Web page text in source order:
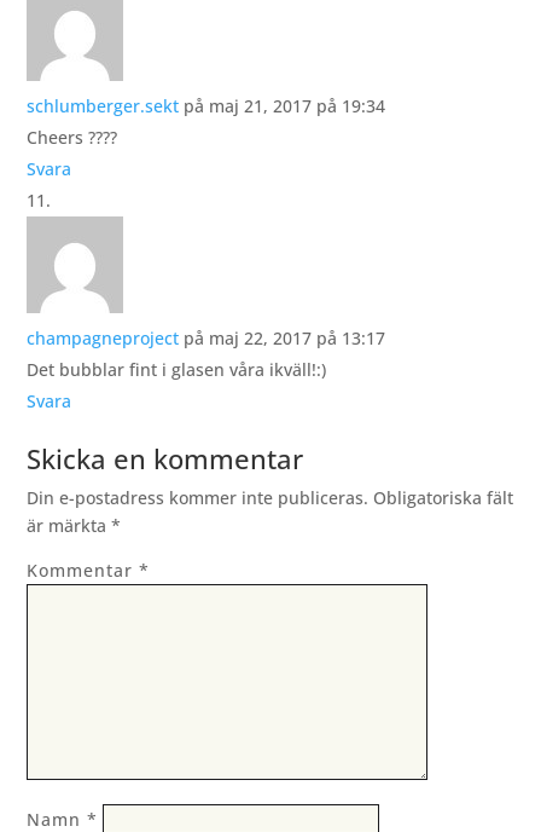
schlumberger.sekt på maj 21, 2017 på 19:34
Cheers ????
Svara
champagneproject på maj 22, 2017 på 13:17
Det bubblar fint i glasen våra ikväll!:)
Svara
Skicka en kommentar
Din e-postadress kommer inte publiceras. Obligatoriska fält
är märkta*
Kommentar*
Namn*